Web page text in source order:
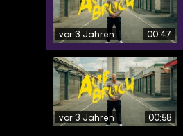
vor 3 Jahren 00:47
vor 3 Jahren 00:58